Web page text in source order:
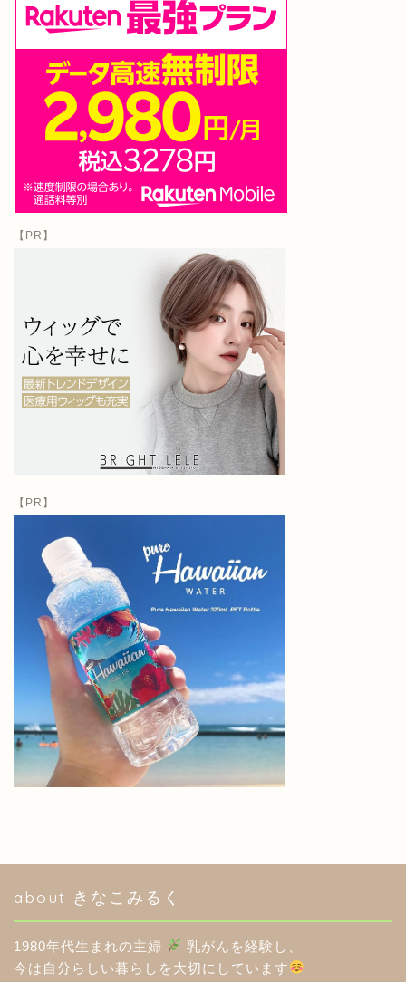
【PR】
【PR】
about きなこみるく
1980年代生まれの主婦
乳がんを経験し、
今は自分らしい暮らしを大切にしています
楽天ROOM